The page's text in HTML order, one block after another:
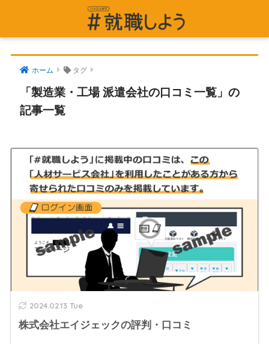
ホーム タグ
「製造業・工場 派遣会社の口コミ一覧」の
記事一覧
2024.02.13 Tue
株式会社エイジェックの評判・口コミ